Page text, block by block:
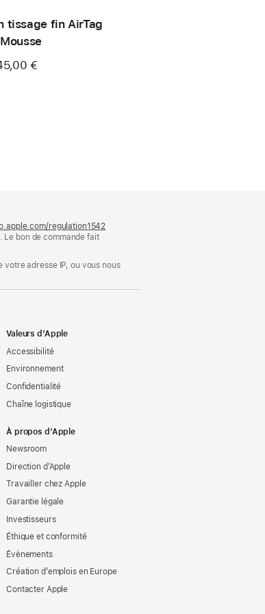
tissage fin AirTag
€
regulation1542
fenêtre)
Le bon de commande fait
adresse IP, ou vous nous
Valeurs d’Apple
Accessibilité
Environnement
Confidentialité
Chaîne logistique
À propos d’Apple
Newsroom
Direction d’Apple
Travailler chez Apple
Garantie légale
Investisseurs
Éthique et conformité
Évènements
Création d’emplois en Europe
Contacter Apple